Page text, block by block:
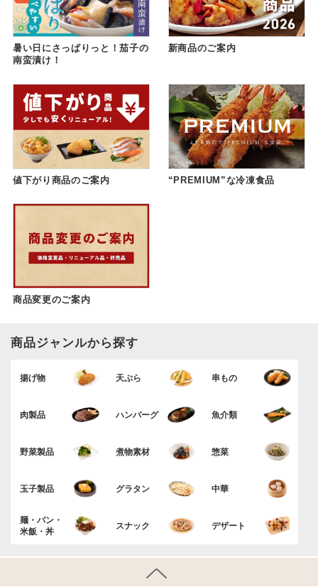
暑い日にさっぱりっと！茄子の
南蛮漬け！
新商品のご案内
値下がり商品のご案内 “PREMIUM”な冷凍食品
商品変更のご案内
商品ジャンルから探す
揚げ物 天ぷら 串もの
肉製品 ハンバーグ 魚介類
野菜製品 煮物素材 惣菜
玉子製品 グラタン 中華
麺・パン・
米飯・丼
スナック デザート